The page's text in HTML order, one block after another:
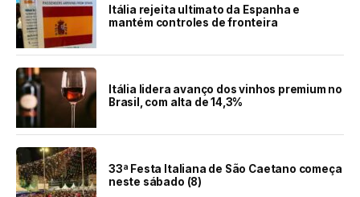
Itália rejeita ultimato da Espanha e
mantém controles de fronteira
Itália lidera avanço dos vinhos premium no
Brasil, com alta de 14,3%
33ª Festa Italiana de São Caetano começa
neste sábado (8)